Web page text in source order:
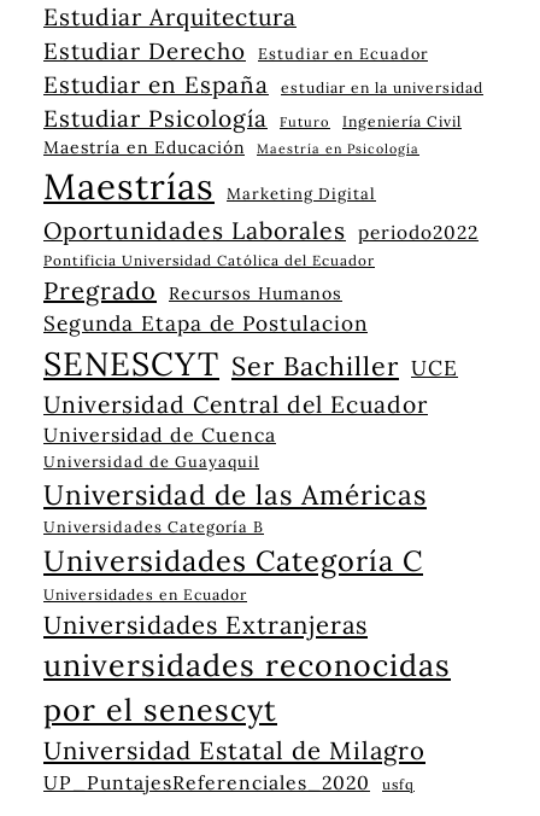
Estudiar Arquitectura
Estudiar Derecho
Estudiar en Ecuador
Estudiar en España estudiar en la universidad
Estudiar Psicología Futuro Ingeniería Civil
Maestría en Educación Maestría en Psicología
Maestrías Marketing Digital
Oportunidades Laborales periodo2022
Pontificia Universidad Católica del Ecuador
Pregrado Recursos Humanos
Segunda Etapa de Postulacion
SENESCYT Ser Bachiller UCE
Universidad Central del Ecuador
Universidad de Cuenca
Universidad de Guayaquil
Universidad de las Américas
Universidades Categoría B
Universidades Categoría C
Universidades en Ecuador
Universidades Extranjeras
universidades reconocidas
por el senescyt
Universidad Estatal de Milagro
UP_PuntajesReferenciales_2020 usfq